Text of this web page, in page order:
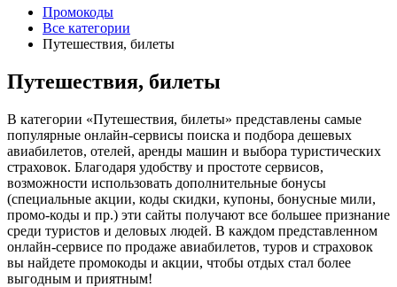
Промокоды
Все категории
Путешествия, билеты
Путешествия, билеты
В категории «Путешествия, билеты» представлены самые
популярные онлайн-сервисы поиска и подбора дешевых
авиабилетов, отелей, аренды машин и выбора туристических
страховок. Благодаря удобству и простоте сервисов,
возможности использовать дополнительные бонусы
(специальные акции, коды скидки, купоны, бонусные мили,
промо-коды и пр.) эти сайты получают все большее признание
среди туристов и деловых людей. В каждом представленном
онлайн-сервисе по продаже авиабилетов, туров и страховок
вы найдете промокоды и акции, чтобы отдых стал более
выгодным и приятным!